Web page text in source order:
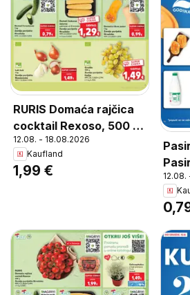
RURIS Domaća rajčica
cocktail Rexoso, 500 g,
Zemlja porijekla
Hrvatska, MPC
4.3.2026=2,49€, (=1 kg
12.08. - 18.08.2026
Kaufland
1,99 €
12.08.